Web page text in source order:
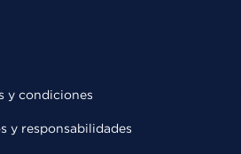
y condiciones
y responsabilidades